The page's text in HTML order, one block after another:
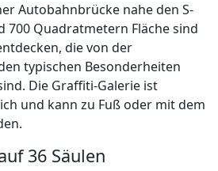
Autobahnbrücke nahe den S-
700 Quadratmetern Fläche sind
die von der
typischen Besonderheiten
Die Graffiti-Galerie ist
und kann zu Fuß oder mit dem
36 Säulen